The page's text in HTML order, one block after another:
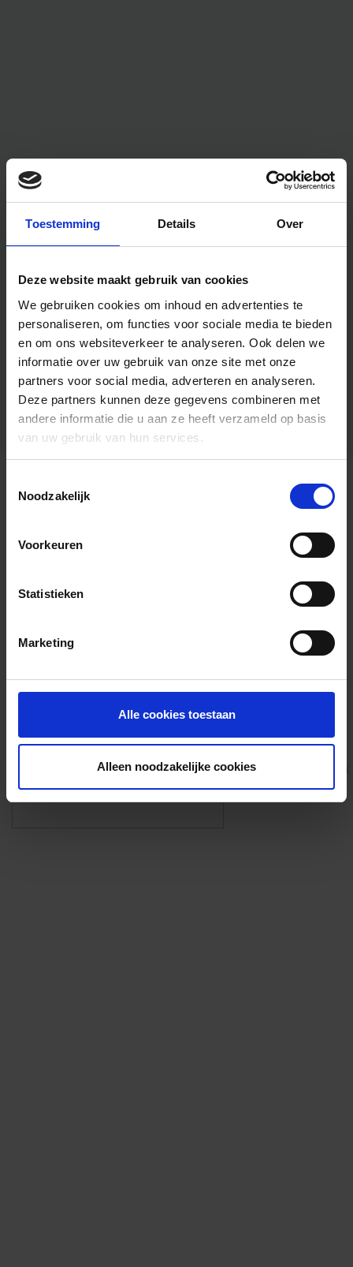
Toestemming Details Over
Deze website maakt gebruik van cookies
We gebruiken cookies om inhoud en advertenties te
personaliseren, om functies voor sociale media te bieden
en om ons websiteverkeer te analyseren. Ook delen we
informatie over uw gebruik van onze site met onze
partners voor social media, adverteren en analyseren.
Deze partners kunnen deze gegevens combineren met
andere informatie die u aan ze heeft verzameld op basis
van uw gebruik van hun services.
Noodzakelijk
Voorkeuren
Statistieken
Marketing
Alle cookies toestaan
Alleen noodzakelijke cookies
Algemene informatie
Foto’s ({{photos.length}})
Eigen foto’s